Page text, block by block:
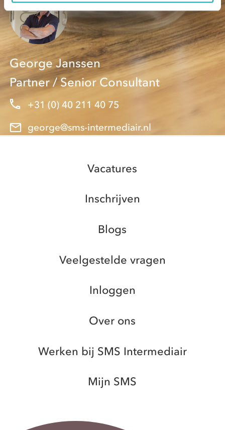
George Janssen
Partner / Senior Consultant
+31 (0) 40 211 40 75
george@sms-intermediair.nl
Vacatures
Inschrijven
Blogs
Veelgestelde vragen
Inloggen
Over ons
Werken bij SMS Intermediair
Mijn SMS